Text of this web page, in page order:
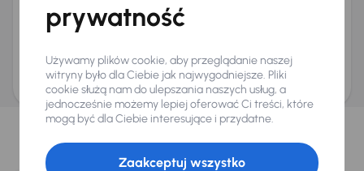
Wyślij zapytanie
ani zagwarantowaną dostępnością pojazdu. AURES Holdings a.s., z siedzibą
Dopraváků 874/15, Čimice, 184 00 Praga 8, będzie przechowywać i przetwarzać
Twoje dane osobowe zgodnie z zasadami ochrony i przetwarzaniadanych
osobowych
Wybraliśmy dla Ciebie
Wybieramy dla Ciebienajlepsze pojazdyz naszej oferty. Kupimy
dla Ciebiedo 400 pojazdówkażdego dnia.
prywatność
Używamy plików cookie, aby przeglądanie naszej
witryny było dla Ciebie jak najwygodniejsze. Pliki
cookie służą nam do ulepszania naszych usług, a
jednocześnie możemy lepiej oferować Ci treści, które
mogą być dla Ciebie interesujące i przydatne.
Zaakceptuj wszystko